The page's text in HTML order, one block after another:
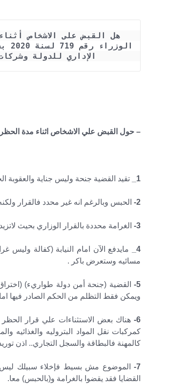
الإداري للدولة
– حول القبض علي الاشخاص اثناء مدة
1_ تقيد القضية جنحة وليس جناية والعقوبة الحبس او
2- الحبس وبالرغم انه غير محدد فالقرار
3- الغرامة محددة بالقرار الوزاري بحيث لاتزيد عن 4000 وقد تقل عن ذلك وليس
4_
مسائيه وستعرض باكر .
5-
القضية (جنحة أمن دولة طواريء)
ويمكن فقط التظلم من الحكم الصادر فيها
6-
هناك بعض الاستثناءات علي قرار
كمركبات نقل المواد البتروليه والغذائيه
كالمهنة فالبطاقة والسجل التجاري.. اذن
7-
الموضوع مش بسيط فإخلاء سبيلك ليس
القضايا فقد يقضوا بالغرامة و(بالحبس) معا.